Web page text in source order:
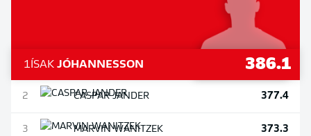
1 ÍSAK JÓHANNESSON 386.1
2 CASPARJANDER 377.4
3 MARVINWANITZEK 373.3